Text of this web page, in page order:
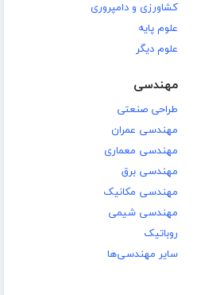
کشاورزی و دامپروری
علوم پایه
علوم دیگر
مهندسی
طراحی صنعتی
مهندسی عمران
مهندسی معماری
مهندسی برق
مهندسی مکانیک
مهندسی شیمی
روباتیک
سایر مهندسی‌ها